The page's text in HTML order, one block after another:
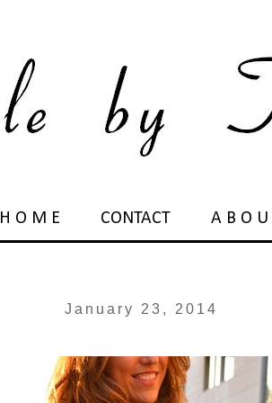
H O M E CONTACT A B O U
January 23, 2014